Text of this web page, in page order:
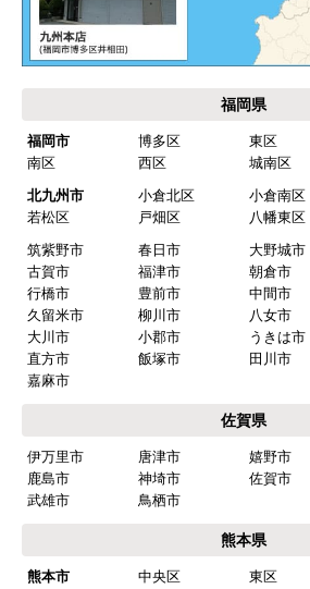
欲しい商品をスムーズに注文できまし
予定の期日までに商品が届きましたか？
商品の梱包は必要十分なものでしたか？
またこのショップを利用したいですか？
文時期】2026年03月頃（モバ
【このショップを選んだ理由は？
商品価格がお手頃だった
【注文からどのくらいで届きまし
忘れました
福岡県
福岡市 博多区 東区
南区
西区 城南区
北九州市
小倉北区 小倉南区
若松区
戸畑区 八幡東区
筑紫野市
春日市 大野城市
古賀市
福津市 朝倉市
行橋市
豊前市 中間市
久留米市
柳川市 八女市
大川市
小郡市 うきは市
直方市
飯塚市 田川市
嘉麻市
佐賀県
伊万里市 唐津市 嬉野市
鹿島市
神埼市 佐賀市
武雄市
鳥栖市
熊本県
熊本市 中央区 東区